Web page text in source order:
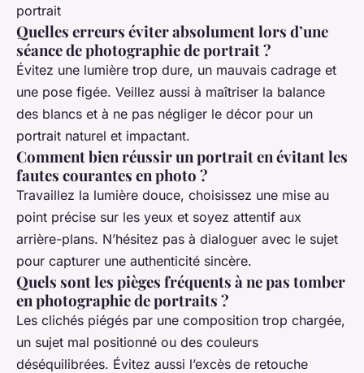
Quelles erreurs éviter absolument lors d’une
séance de photographie de portrait ?
Évitez une lumière trop dure, un mauvais cadrage et
une pose figée. Veillez aussi à maîtriser la balance
des blancs et à ne pas négliger le décor pour un
portrait naturel et impactant.
Comment bien réussir un portrait en évitant les
fautes courantes en photo ?
Travaillez la lumière douce, choisissez une mise au
point précise sur les yeux et soyez attentif aux
arrière-plans. N’hésitez pas à dialoguer avec le sujet
pour capturer une authenticité sincère.
Quels sont les pièges fréquents à ne pas tomber
en photographie de portraits ?
Les clichés piégés par une composition trop chargée,
un sujet mal positionné ou des couleurs
déséquilibrées. Évitez aussi l’excès de retouche